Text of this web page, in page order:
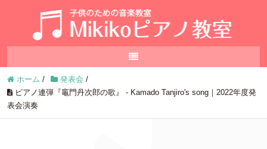
ホーム / 発表会 /
ピアノ連弾『竈門丹次郎の歌』 - Kamado Tanjiro's song｜2022年度発
表会演奏